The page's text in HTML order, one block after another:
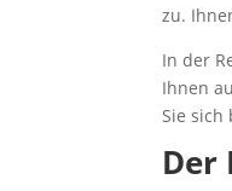
zu.
In der
Ihnen
Sie
Der